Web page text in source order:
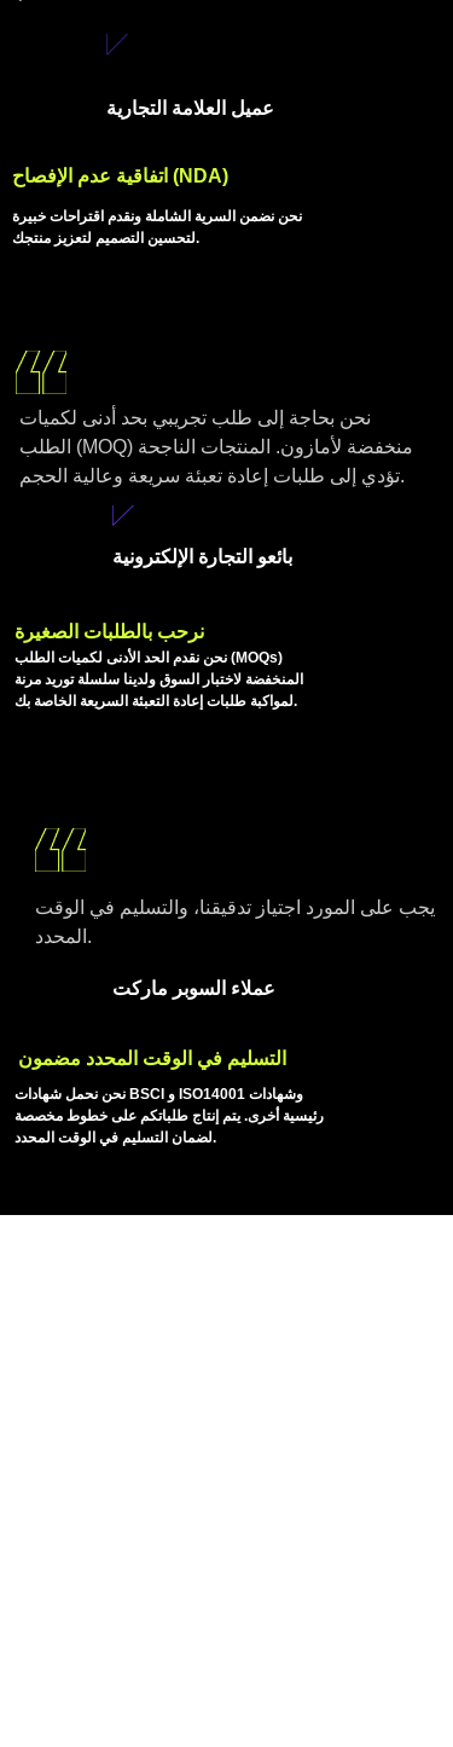
المصدر
م في
الوقت
المحد
التخصي
نحن نضمن السرية الشاملة ونقدم اقتراحات خبيرة
لتحسين التصميم لتعزيز منتجك.
عميل العلامة التجارية
اتفاقية عدم الإفصاح (NDA)
نحن نقدم الحد الأدنى لكميات الطلب (MOQs)
المنخفضة لاختبار السوق ولدينا سلسلة توريد مرنة
لمواكبة طلبات إعادة التعبئة السريعة الخاصة بك.
نحن بحاجة إلى طلب تجريبي بحد أدنى لكميات
الطلب (MOQ) منخفضة لأمازون. المنتجات الناجحة
تؤدي إلى طلبات إعادة تعبئة سريعة وعالية الحجم.
بائعو التجارة الإلكترونية
نرحب بالطلبات الصغيرة
عملاء السوبر ماركت
يجب على المورد اجتياز تدقيقنا، والتسليم في الوقت
المحدد.
التسليم في الوقت المحدد مضمون
نحن نحمل شهادات BSCI و ISO14001 وشهادات
رئيسية أخرى. يتم إنتاج طلباتكم على خطوط مخصصة
لضمان التسليم في الوقت المحدد.